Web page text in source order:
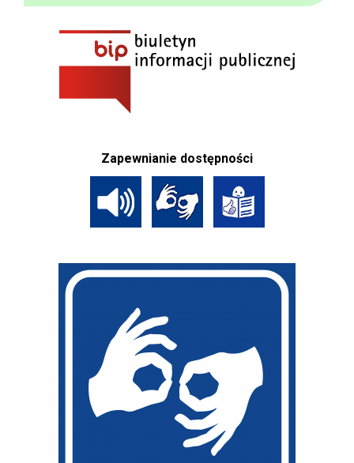
Zapewnianie dostępności